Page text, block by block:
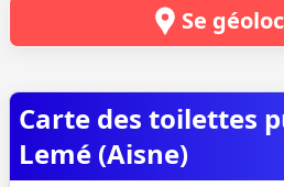
Se
Carte des toilettes
Lemé (Aisne)